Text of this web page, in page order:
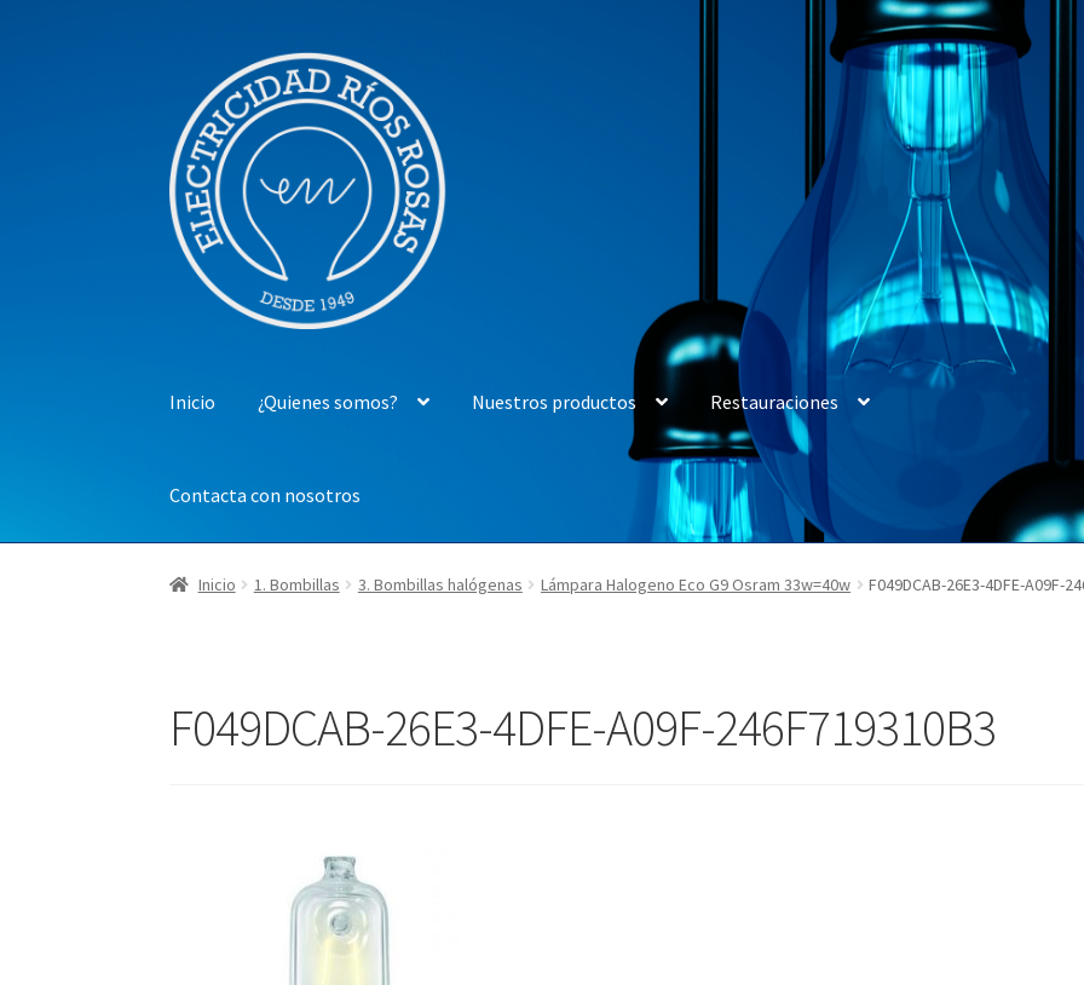
la
navegación
contenido
Inicio ¿Quienes somos? Nuestros productos Restauraciones
Contacta con nosotros
Inicio 1. Bombillas 3. Bombillas halógenas Lámpara Halogeno Eco G9 Osram 33w=40w F049DCAB-26E3-4DFE-A09F-
F049DCAB-26E3-4DFE-A09F-246F719310B3